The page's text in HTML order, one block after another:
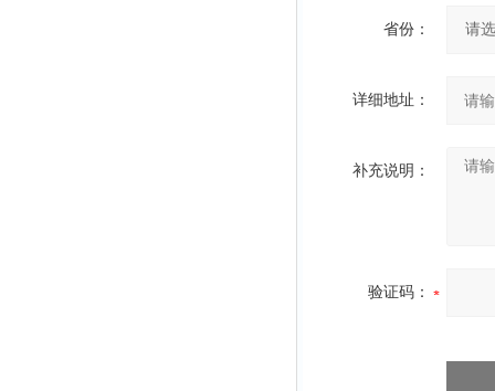
省份：
详细地址：
补充说明：
验证码：